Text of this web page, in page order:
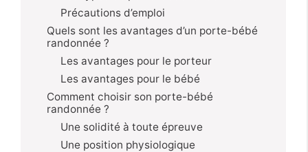
Précautions d’emploi
Quels sont les avantages d’un porte-bébé
randonnée ?
Les avantages pour le porteur
Les avantages pour le bébé
Comment choisir son porte-bébé
randonnée ?
Une solidité à toute épreuve
Une position physiologique